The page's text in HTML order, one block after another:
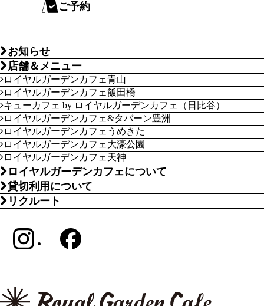
ご予約
お知らせ
店舗＆メニュー
ロイヤルガーデンカフェ青山
ロイヤルガーデンカフェ飯田橋
キューカフェ by ロイヤルガーデンカフェ（日比谷）
ロイヤルガーデンカフェ&タバーン豊洲
ロイヤルガーデンカフェうめきた
ロイヤルガーデンカフェ大濠公園
ロイヤルガーデンカフェ天神
ロイヤルガーデンカフェについて
貸切利用について
リクルート